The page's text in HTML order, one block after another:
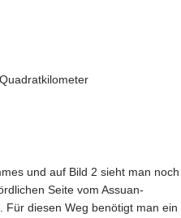
und auf Bild 2 sieht man noch
Seite vom Assuan-
Für diesen Weg benötigt man ein